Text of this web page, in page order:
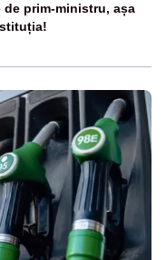
prim-ministru, așa